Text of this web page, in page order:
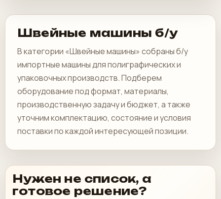
Швейные машины б/у
В категории «Швейные машины» собраны б/у
импортные машины для полиграфических и
упаковочных производств. Подберем
оборудование под формат, материалы,
производственную задачу и бюджет, а также
уточним комплектацию, состояние и условия
поставки по каждой интересующей позиции.
Нужен не список, а
готовое решение?